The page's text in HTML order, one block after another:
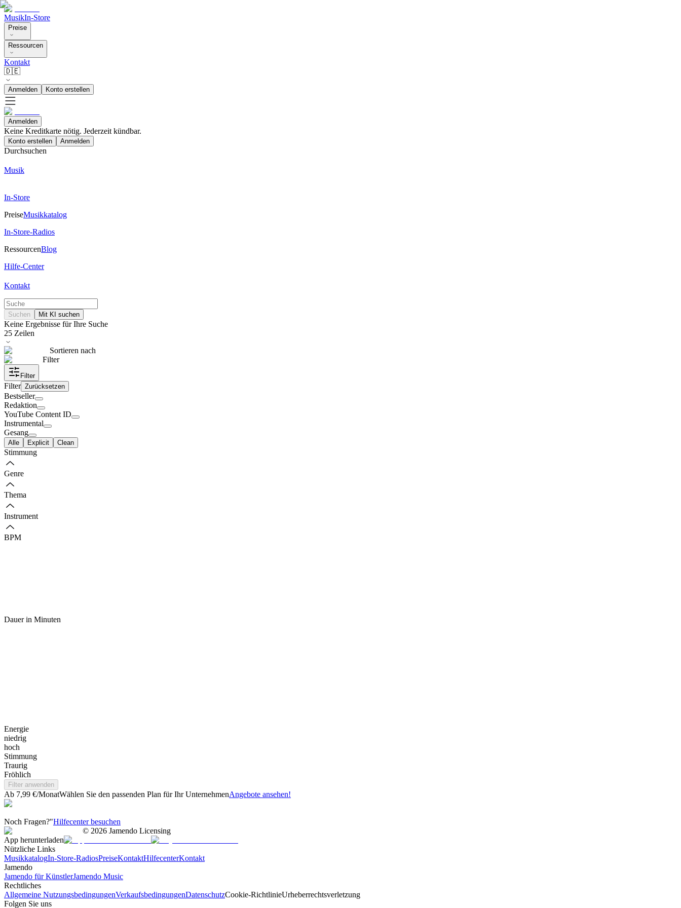
MusikIn-Store
Preise
Ressourcen
Kontakt
🇩🇪
Anmelden Konto erstellen
Anmelden
Keine Kreditkarte nötig. Jederzeit kündbar.
Konto erstellen Anmelden
Durchsuchen
Musik
In-Store
PreiseMusikkatalog
In-Store-Radios
RessourcenBlog
Hilfe-Center
Kontakt
Suchen Mit KI suchen
Keine Ergebnisse für Ihre Suche
25 Zeilen
Sortieren nach
Filter
Filter
Filter Zurücksetzen
Bestseller
Redaktion
YouTube Content ID
Instrumental
Gesang
Alle Explicit Clean
Stimmung
Genre
Thema
Instrument
BPM
Dauer in Minuten
Energie
niedrig
hoch
Stimmung
Traurig
Fröhlich
Filter anwenden
Ab 7,99 €/MonatWählen Sie den passenden Plan für Ihr UnternehmenAngebote ansehen!
Noch Fragen?"Hilfecenter besuchen
© 2026 Jamendo Licensing
App herunterladen
Nützliche Links
MusikkatalogIn-Store-RadiosPreiseKontaktHilfecenterKontakt
Jamendo
Jamendo für KünstlerJamendo Music
Rechtliches
Allgemeine NutzungsbedingungenVerkaufsbedingungenDatenschutzCookie-RichtlinieUrheberrechtsverletzung
Folgen Sie uns